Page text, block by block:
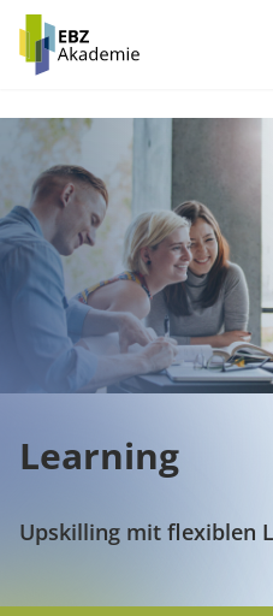
Zum
Inhalt
springen
Learning
Upskilling mit flexiblen